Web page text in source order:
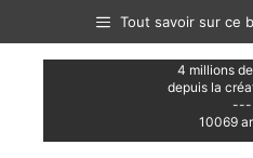
contenu
Tout savoir sur ce
4 millions
depuis la
---
10069